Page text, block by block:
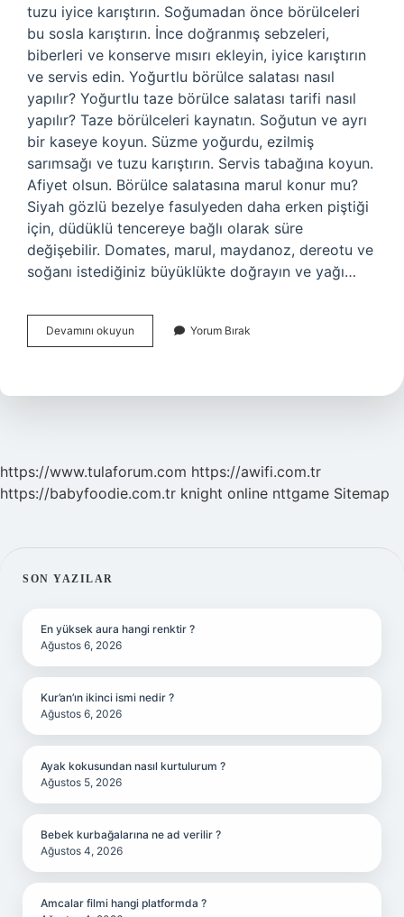
tuzu iyice karıştırın. Soğumadan önce börülceleri
bu sosla karıştırın. İnce doğranmış sebzeleri,
biberleri ve konserve mısırı ekleyin, iyice karıştırın
ve servis edin. Yoğurtlu börülce salatası nasıl
yapılır? Yoğurtlu taze börülce salatası tarifi nasıl
yapılır? Taze börülceleri kaynatın. Soğutun ve ayrı
bir kaseye koyun. Süzme yoğurdu, ezilmiş
sarımsağı ve tuzu karıştırın. Servis tabağına koyun.
Afiyet olsun. Börülce salatasına marul konur mu?
Siyah gözlü bezelye fasulyeden daha erken piştiği
için, düdüklü tencereye bağlı olarak süre
değişebilir. Domates, marul, maydanoz, dereotu ve
soğanı istediğiniz büyüklükte doğrayın ve yağı…
Devamını okuyun
Salatası
Konur
Yorum Bırak
https://www.tulaforum.com https://awifi.com.tr
https://babyfoodie.com.tr knight online nttgame Sitemap
SIDEBAR
SON YAZILAR
En yüksek aura hangi renktir ?
Ağustos 6, 2026
Kur’an’ın ikinci ismi nedir ?
Ağustos 6, 2026
Ayak kokusundan nasıl kurtulurum ?
Ağustos 5, 2026
Bebek kurbağalarına ne ad verilir ?
Ağustos 4, 2026
Amcalar filmi hangi platformda ?